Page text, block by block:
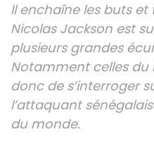
Il enchaîne les buts
Nicolas Jackson est
plusieurs grandes
Notamment celles du
donc de s’interroger
l’attaquant
du monde.